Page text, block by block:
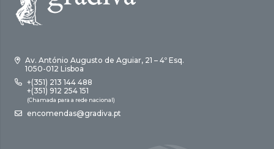
Av. António Augusto de Aguiar, 21 – 4º Esq.
1050-012 Lisboa
+(351) 213 144 488
+(351) 912 254 151
(Chamada para a rede nacional)
encomendas@gradiva.pt